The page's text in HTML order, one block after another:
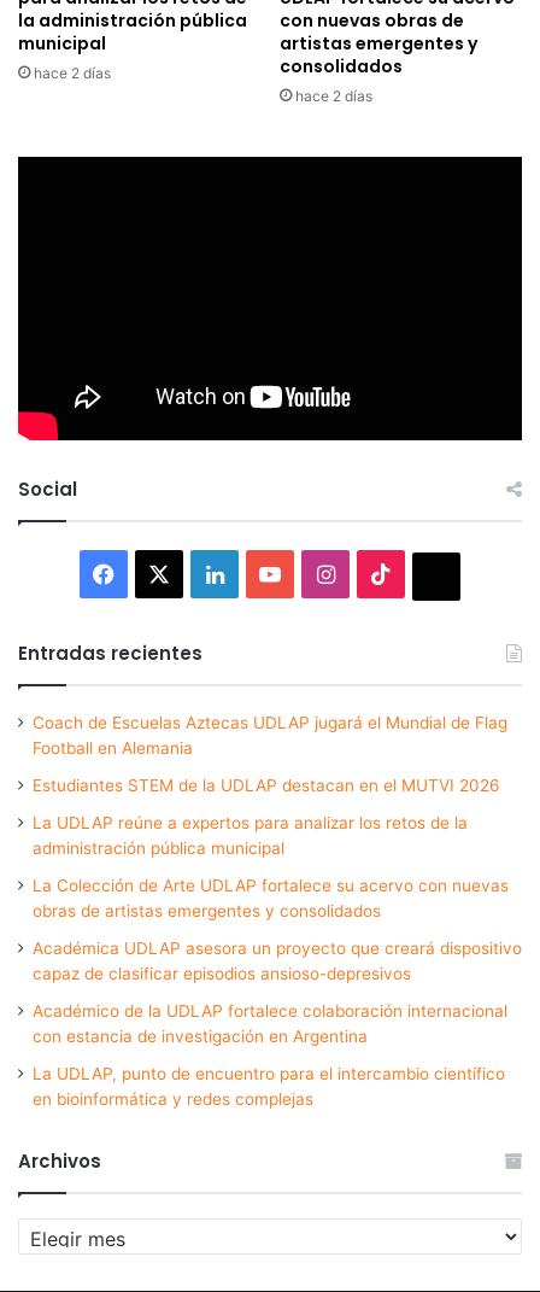
la administración pública
municipal
hace 2 días
con nuevas obras de
artistas emergentes y
consolidados
hace 2 días
Social
Facebook LinkedInYouTubeInstagram
Entradas recientes
Coach de Escuelas Aztecas UDLAP jugará el Mundial de Flag
Football en Alemania
Estudiantes STEM de la UDLAP destacan en el MUTVI 2026
La UDLAP reúne a expertos para analizar los retos de la
administración pública municipal
La Colección de Arte UDLAP fortalece su acervo con nuevas
obras de artistas emergentes y consolidados
Académica UDLAP asesora un proyecto que creará dispositivo
capaz de clasificar episodios ansioso-depresivos
Académico de la UDLAP fortalece colaboración internacional
con estancia de investigación en Argentina
La UDLAP, punto de encuentro para el intercambio científico
en bioinformática y redes complejas
Archivos
Archivos